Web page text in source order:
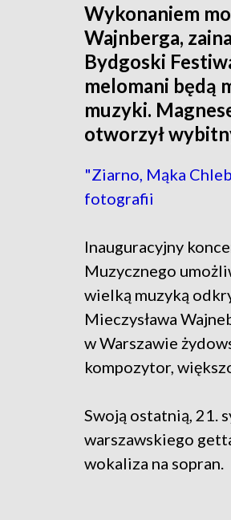
Wykonaniem
Wajnberga,
Bydgoski
melomani będą
muzyki.
otworzył
"Ziarno, Mąka
fotografii
Inauguracyjny
Muzycznego
wielką muzyką
Mieczysława
w Warszawie
kompozytor,
Swoją ostatnią, 21.
warszawskiego
wokaliza na sopran.